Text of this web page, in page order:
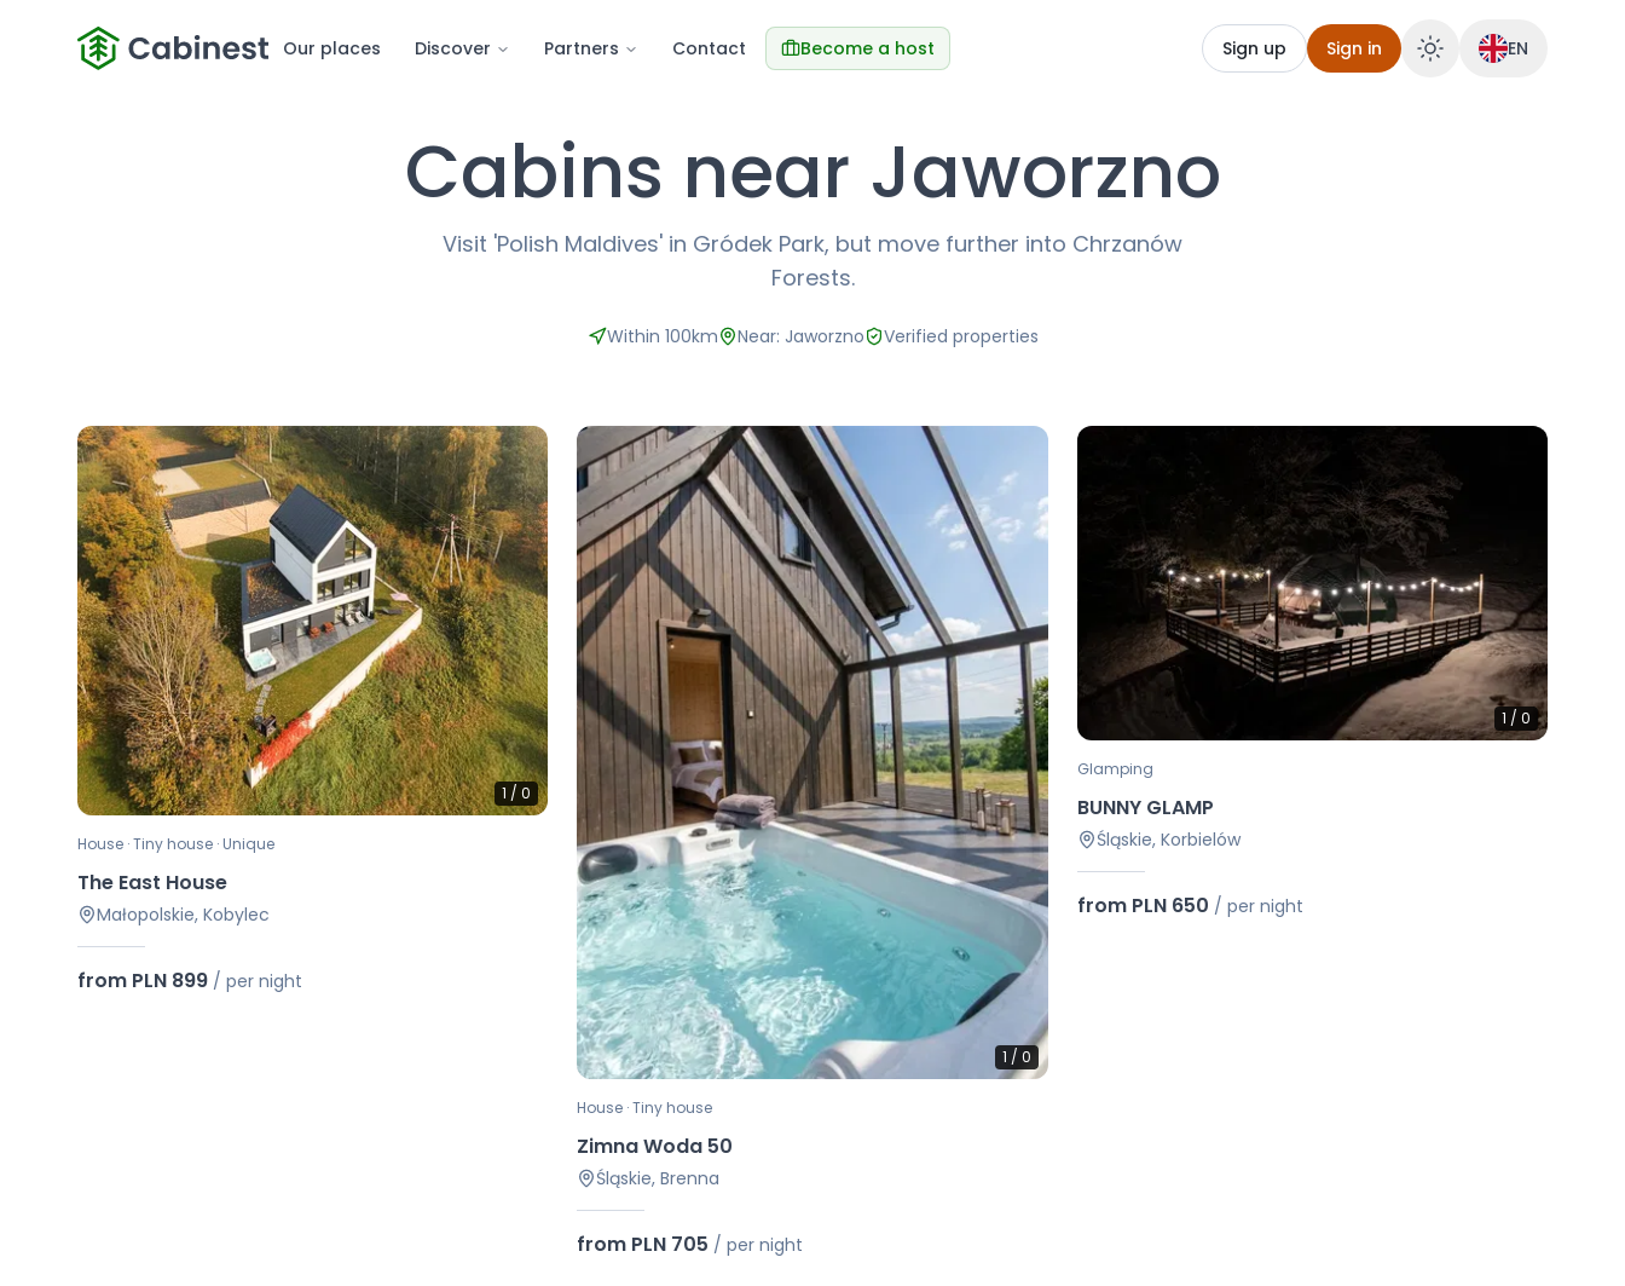
Our places Discover Partners Contact Become a host Sign up Sign in EN
Cabins near Jaworzno
Visit 'Polish Maldives' in Gródek Park, but move further into Chrzanów
Forests.
Within 100km Near: Jaworzno Verified properties
1 /0
House · Tiny house · Unique
The East House
Małopolskie, Kobylec
from PLN 899 / per night
1 / 0
House · Tiny house
Zimna Woda 50
Śląskie, Brenna
from PLN 705 /per night
1 / 0
Glamping
BUNNY GLAMP
Śląskie, Korbielów
from PLN 650 / per night